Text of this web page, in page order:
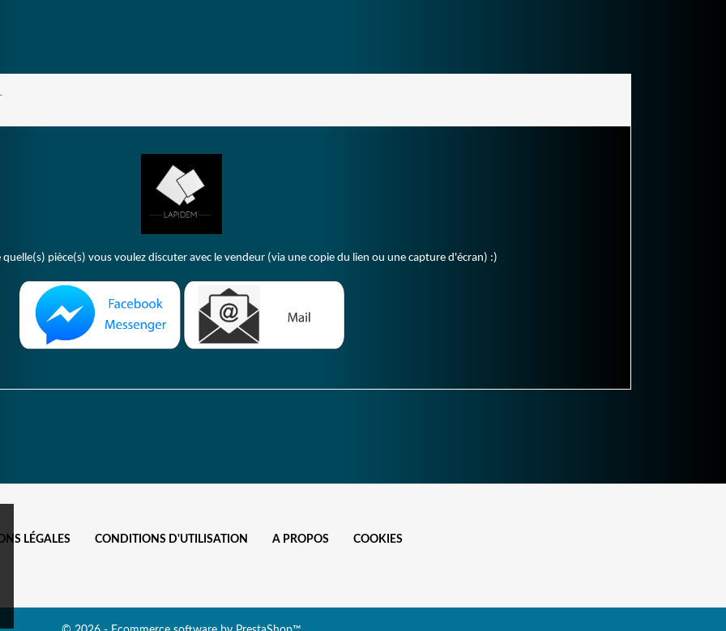
pièce(s) vous voulez discuter avec le vendeur (via une copie du lien ou une capture d'écran) :)
LÉGALES CONDITIONS D'UTILISATION A PROPOS COOKIES